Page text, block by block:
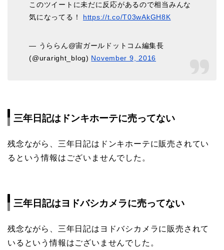
このツイートに未だに反応があるので相当みんな
気になってる！ https://t.co/T03wAkGH8K
— うららん@宙ガールドットコム編集長
(@uraright_blog) November 9, 2016
三年日記はドンキホーテに売ってない
残念ながら、三年日記はドンキホーテに販売されてい
るという情報はございませんでした。
三年日記はヨドバシカメラに売ってない
残念ながら、三年日記はヨドバシカメラに販売されて
いるという情報はございませんでした。